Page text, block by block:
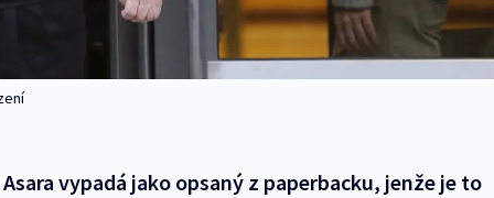
vypadá jako opsaný z paperbacku, jenže je to